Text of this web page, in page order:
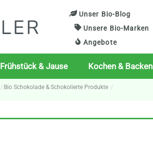
Unser Bio-Blog
Unsere Bio-Marken
Angebote
Frühstück & Jause Kochen & Backen
Bio Schokolade & Schokolierte Produkte